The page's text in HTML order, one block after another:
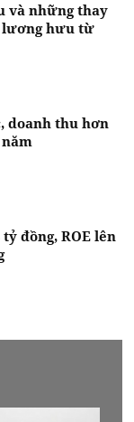
và những thay
lương hưu từ
doanh thu hơn
đồng, ROE lên